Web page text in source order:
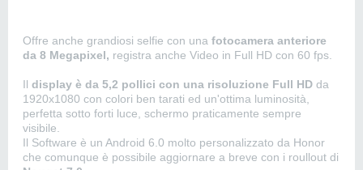
Offre anche grandiosi selfie con una fotocamera anteriore
da 8 Megapixel, registra anche Video in Full HD con 60 fps.
Il display è da 5,2 pollici con una risoluzione Full HD da
1920x1080 con colori ben tarati ed un'ottima luminosità,
perfetta sotto forti luce, schermo praticamente sempre
visibile.
Il Software è un Android 6.0 molto personalizzato da Honor
che comunque è possibile aggiornare a breve con i roullout di